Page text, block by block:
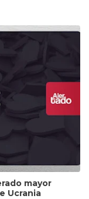
mayor
Ucrania